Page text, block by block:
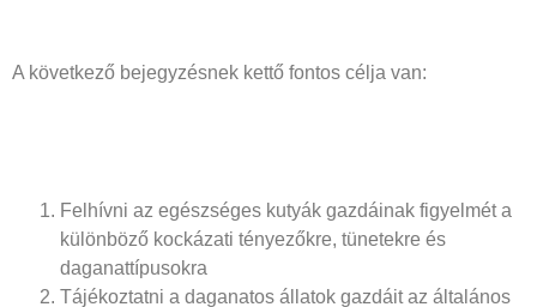
A következő bejegyzésnek kettő fontos célja van:
Felhívni az egészséges kutyák gazdáinak figyelmét a
különböző kockázati tényezőkre, tünetekre és
daganattípusokra
Tájékoztatni a daganatos állatok gazdáit az általános